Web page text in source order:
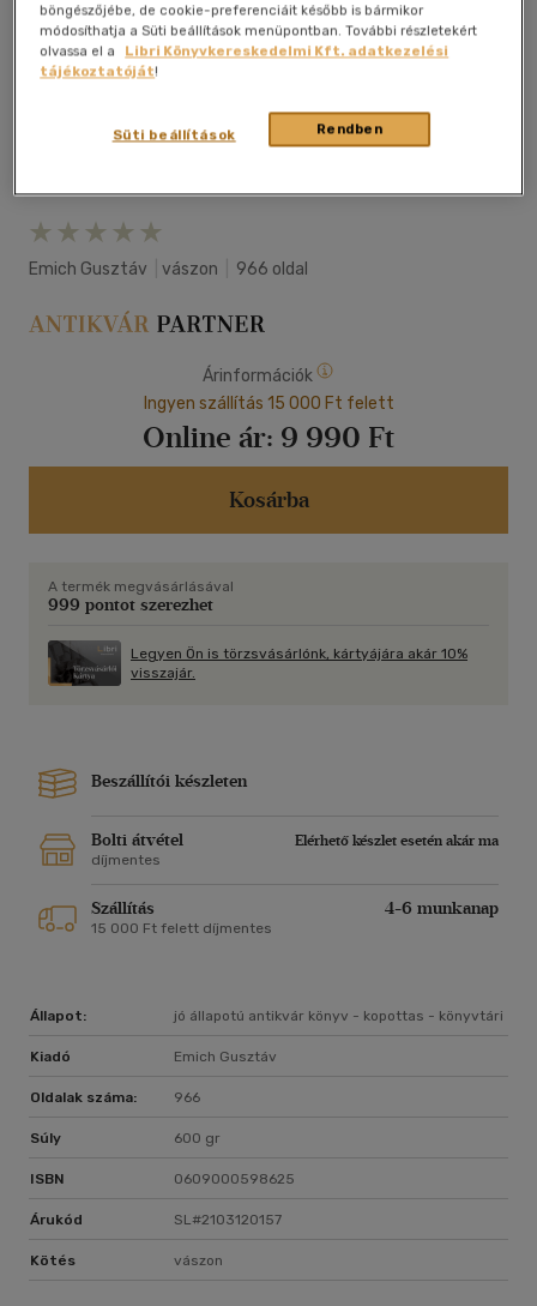
Emich Gusztáv vászon 966 oldal
Árinformációk
Ingyen szállítás 15 000 Ft felett
Online ár: 9 990 Ft
Kosárba
A termék megvásárlásával
999 pontot szerezhet
Legyen Ön is törzsvásárlónk, kártyájára akár 10%
visszajár.
Beszállítói készleten
Bolti átvétel
Elérhető készlet esetén akár ma
díjmentes
Szállítás 4-6 munkanap
15 000 Ft felett díjmentes
Állapot: jó állapotú antikvár könyv - kopottas - könyvtári
Kiadó Emich Gusztáv
Oldalak száma: 966
Súly 600 gr
ISBN 0609000598625
Árukód SL#2103120157
Kötés vászon
böngészőjébe, de cookie-preferenciáit később is bármikor
módosíthatja a Süti beállítások menüpontban. További részletekért
olvassa el a
Libri Könyvkereskedelmi Kft. adatkezelési
tájékoztatóját!
Rendben
Süti beállítások